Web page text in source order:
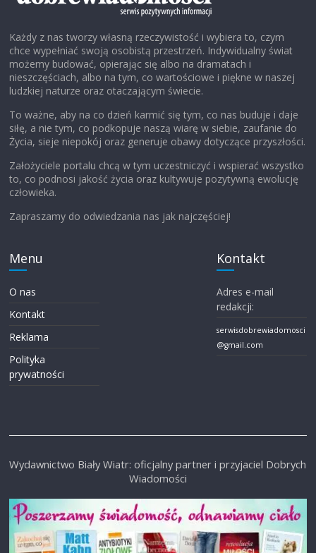
Każdy z nas tworzy własną rzeczywistość i wybiera to, czym
chce wypełniać swoją osobistą przestrzeń. Indywidualny świat
możemy budować, opierając się albo na dramatach i
nieszczęściach, albo na tym, co wartościowe i piękne w naszej
ludzkiej naturze oraz otaczającym świecie.
To ważne, aby na co dzień karmić się tym, co nas buduje i daje
siłę, a nie tym, co podkopuje naszą wiarę w siebie, zaufanie do
Życia, sieje niepokój oraz generuje obawy dotyczące przyszłości.
Założyciele portalu chcą w tym uczestniczyć i wspierać wszystko
to, co podnosi jakość życia oraz kultywuje pozytywną ewolucję
człowieka.
Zapraszamy do odwiedzania nas jak najczęściej!
Menu
O nas
Kontakt
Reklama
Polityka
prywatności
Kontakt
Adres e-mail
redakcji:
serwisdobrewiadomosci
@gmail.com
Wydawnictwo Biały Wiatr: oficjalny partner i przyjaciel Dobrych
Wiadomości